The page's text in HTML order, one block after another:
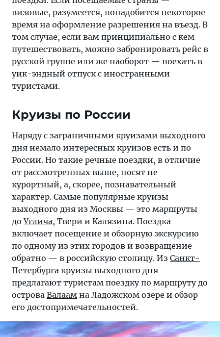
визовые, разумеется, понадобится некоторое
время на оформление разрешения на въезд. В
том случае, если вам принципиально с кем
путешествовать, можно забронировать рейс в
русской группе или же наоборот — поехать в
уик-эндный отпуск с иностранными
туристами.
Круизы по России
Наряду с заграничными круизами выходного
дня немало интересных круизов есть и по
России. Но такие речные поездки, в отличие
от рассмотренных выше, носят не
курортный, а, скорее, познавательный
характер. Самые популярные круизы
выходного дня из Москвы — это маршруты
до Углича, Твери и Калязина. Поездка
включает посещение и обзорную экскурсию
по одному из этих городов и возвращение
обратно — в российскую столицу. Из Санкт-
Петербурга круизы выходного дня
предлагают туристам поездку по маршруту до
острова Валаам на Ладожском озере и обзор
его достопримечательностей.